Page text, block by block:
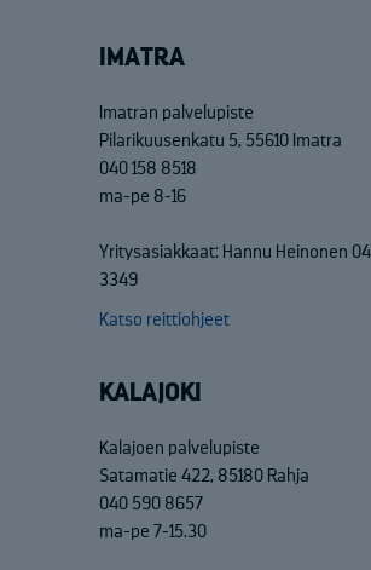
IMATRA
Imatran palvelupiste
Pilarikuusenkatu 5, 55610 Imatra
040 158 8518
ma-pe 8-16
Yritysasiakkaat: Hannu Heinonen
3349
Katso reittiohjeet
KALAJOKI
Kalajoen palvelupiste
Satamatie 422, 85180 Rahja
040 590 8657
ma-pe 7-15.30